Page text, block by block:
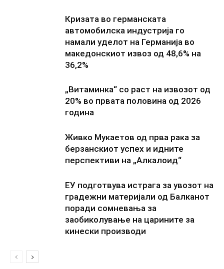
Кризата во германската
автомобилска индустрија го
намали уделот на Германија во
македонскиот извоз од 48,6% на
36,2%
„Витаминка“ со раст на извозот од
20% во првата половина од 2026
година
Живко Мукаетов од прва рака за
берзанскиот успех и идните
перспективи на „Алкалоид“
ЕУ подготвува истрага за увозот на
градежни материјали од Балканот
поради сомневања за
заобиколување на царините за
кинески производи